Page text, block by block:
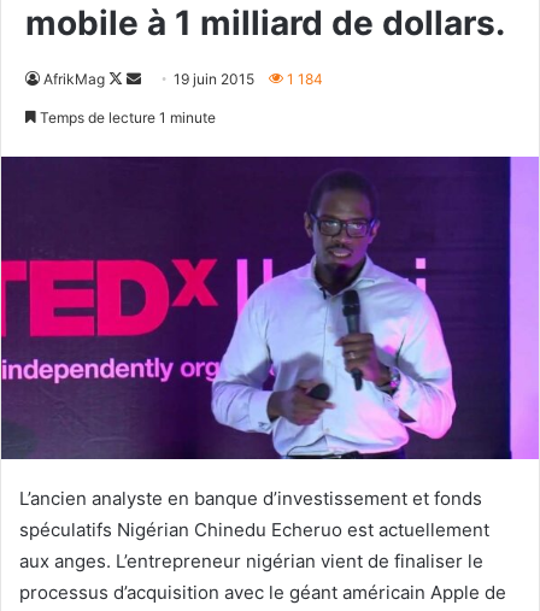
mobile à 1 milliard de dollars.
AfrikMag
Follow
Envoyer19 juin 2015 1 184
Temps de lecture 1 minute
L’ancien analyste en banque d’investissement et fonds
spéculatifs Nigérian Chinedu Echeruo est actuellement
aux anges. L’entrepreneur nigérian vient de finaliser le
processus d’acquisition avec le géant américain Apple de